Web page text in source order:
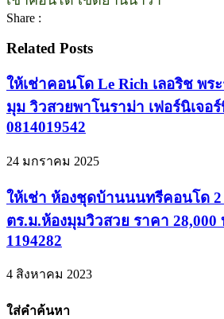
Share :
Related Posts
ให้เช่าคอนโด Le Rich เลอริช พร
มุม วิวสวยพาโนราม่า เฟอร์นิเจอ
0814019542
24 มกราคม 2025
ให้เช่า ห้องชุดบ้านนนทรีคอนโด
ตร.ม.ห้องมุมวิวสวย ราคา 28,000
1194282
4 สิงหาคม 2023
ใส่คำค้นหา